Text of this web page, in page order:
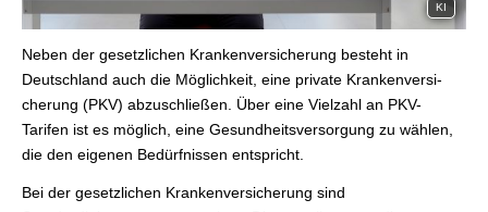
KI
Neben der gesetzlichen Kranken­ver­si­che­rung besteht in
Deutschland auch die Möglichkeit, eine private Kranken­ver­si­
che­rung (PKV) abzuschließen. Über eine Vielzahl an PKV-
Tarifen ist es möglich, eine Gesundheitsversorgung zu wählen,
die den eigenen Bedürfnissen entspricht.
Bei der gesetzlichen Kranken­ver­si­che­rung sind